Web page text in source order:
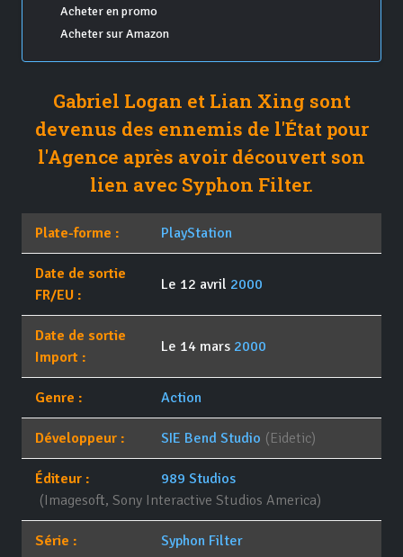
Acheter en promo
Acheter sur Amazon
Gabriel Logan et Lian Xing sont
devenus des ennemis de l'État pour
l'Agence après avoir découvert son
lien avec Syphon Filter.
Plate-forme : PlayStation
Date de sortie
FR/EU :
Le 12 avril 2000
Date de sortie
Import :
Le 14 mars 2000
Genre : Action
Développeur : SIE Bend Studio (Eidetic)
Éditeur :
989 Studios
(Imagesoft, Sony Interactive Studios America)
Série : Syphon Filter